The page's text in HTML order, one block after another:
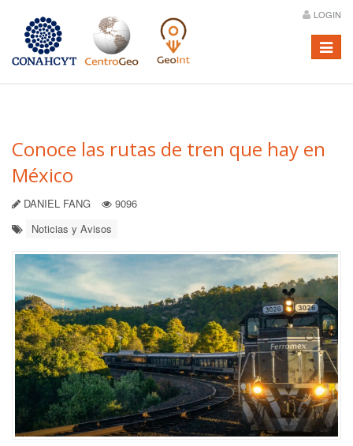
LOGIN
Menú
Conoce las rutas de tren que hay en
México
DANIEL FANG
9096
Noticias y Avisos